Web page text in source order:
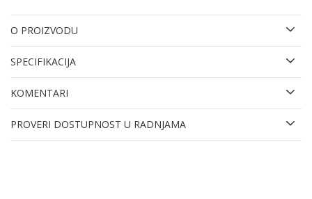
O PROIZVODU
SPECIFIKACIJA
KOMENTARI
PROVERI DOSTUPNOST U RADNJAMA